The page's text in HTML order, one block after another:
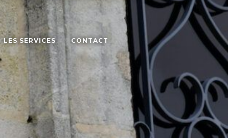
LES SERVICES CONTACT